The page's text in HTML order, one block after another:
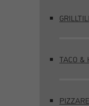
TACO &